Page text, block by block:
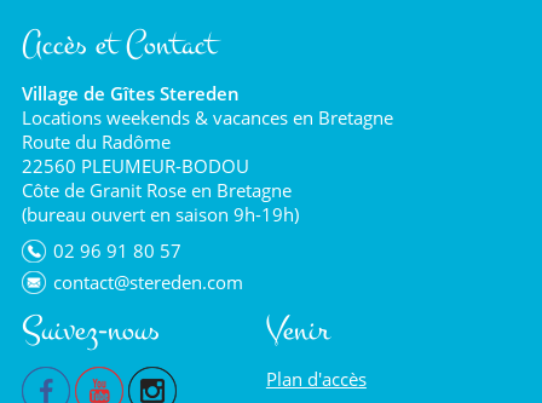
Accès et Contact
Village de Gîtes Stereden
Locations weekends & vacances en Bretagne
Route du Radôme
22560 PLEUMEUR-BODOU
Côte de Granit Rose en Bretagne
(bureau ouvert en saison 9h-19h)
02 96 91 80 57
contact@stereden.com
Suivez-nous Venir
Plan d'accès